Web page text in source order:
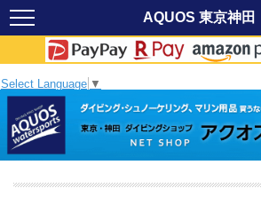
AQUOS 東京神田
Select Language ▼